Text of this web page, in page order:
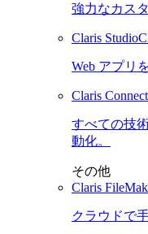
強力なカス
Claris Studio
Web アプリ
Claris Connect
すべての技
動化。
その他
Claris
クラウドで